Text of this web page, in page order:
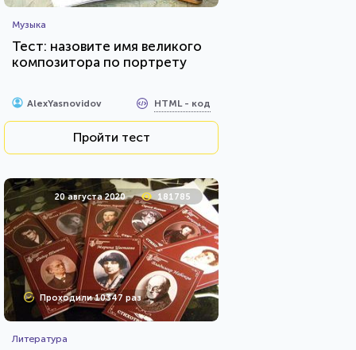
Музыка
Тест: назовите имя великого
композитора по портрету
AlexYasnovidov HTML - код
Пройти тест
20 августа 2020 181785
Проходили 10347 раз
Литература